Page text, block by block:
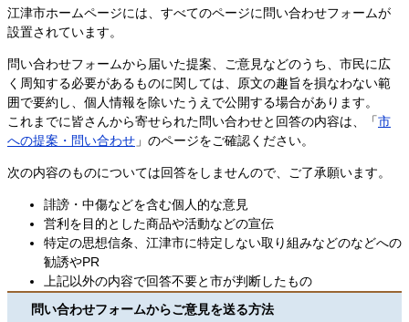
江津市ホームページには、すべてのページに問い合わせフォームが
設置されています。
問い合わせフォームから届いた提案、ご意見などのうち、市民に広
く周知する必要があるものに関しては、原文の趣旨を損なわない範
囲で要約し、個人情報を除いたうえで公開する場合があります。
これまでに皆さんから寄せられた問い合わせと回答の内容は、「市
への提案・問い合わせ 」のページをご確認ください。
次の内容のものについては回答をしませんので、ご了承願います。
誹謗・中傷などを含む個人的な意見
営利を目的とした商品や活動などの宣伝
特定の思想信条、江津市に特定しない取り組みなどのなどへの
勧誘やPR
上記以外の内容で回答不要と市が判断したもの
問い合わせフォームからご意見を送る方法